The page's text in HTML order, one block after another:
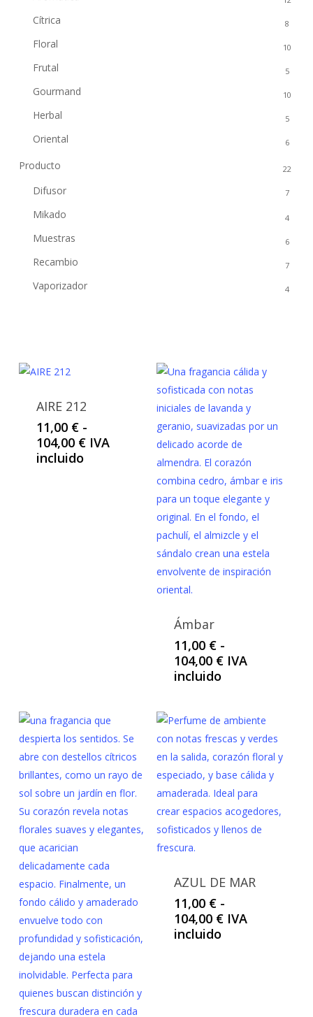
Cítrica 8
Floral 10
Frutal 5
Gourmand 10
Herbal 5
Oriental 6
Producto 22
Difusor 7
Mikado 4
Muestras 6
Recambio 7
Vaporizador 4
AIRE 212
11,00 € -
104,00 €Rango
IVA
incluido
Ámbar
11,00 € -
104,00 €Rango
11,00 €
hasta
104,00 €
IVA
incluido
AZUL DE MAR
11,00 € -
104,00 €Rango
IVA
incluido